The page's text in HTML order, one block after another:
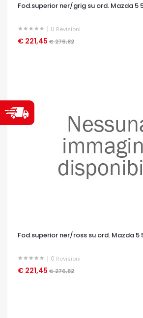
Fod.superior ner/grig su ord. Mazda 5
0 Revisioni
€ 221,45 € 276,82
OCCHIATA VELOCE
Fod.superior ner/ross su ord. Mazda 5
0 Revisioni
€ 221,45 € 276,82
OCCHIATA VELOCE